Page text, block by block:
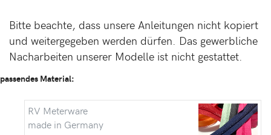
Bitte beachte, dass unsere Anleitungen nicht kopiert
und weitergegeben werden dürfen. Das gewerbliche
Nacharbeiten unserer Modelle ist nicht gestattet.
passendes Material:
RV Meterware
made in Germany